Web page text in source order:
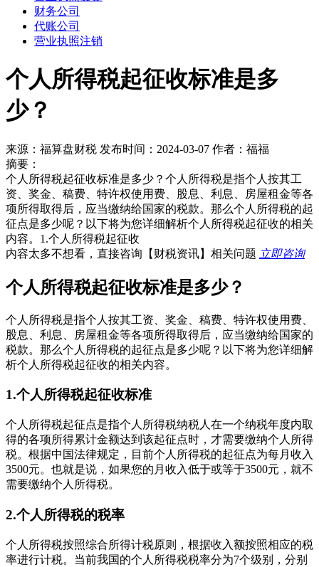
财务公司
代账公司
营业执照注销
个人所得税起征收标准是多
少？
来源：福算盘财税 发布时间：2024-03-07 作者：福福
摘要：
个人所得税起征收标准是多少？个人所得税是指个人按其工
资、奖金、稿费、特许权使用费、股息、利息、房屋租金等各
项所得取得后，应当缴纳给国家的税款。那么个人所得税的起
征点是多少呢？以下将为您详细解析个人所得税起征收的相关
内容。1.个人所得税起征收
内容太多不想看，直接咨询 【财税资讯】 相关问题 立即咨询
个人所得税起征收标准是多少？
个人所得税是指个人按其工资、奖金、稿费、特许权使用费、
股息、利息、房屋租金等各项所得取得后，应当缴纳给国家的
税款。那么个人所得税的起征点是多少呢？以下将为您详细解
析个人所得税起征收的相关内容。
1.个人所得税起征收标准
个人所得税起征点是指个人所得税纳税人在一个纳税年度内取
得的各项所得累计金额达到该起征点时，才需要缴纳个人所得
税。根据中国法律规定，目前个人所得税的起征点为每月收入
3500元。也就是说，如果您的月收入低于或等于3500元，就不
需要缴纳个人所得税。
2.个人所得税的税率
个人所得税按照综合所得计税原则，根据收入额按照相应的税
率进行计税。当前我国的个人所得税税率分为7个级别，分别